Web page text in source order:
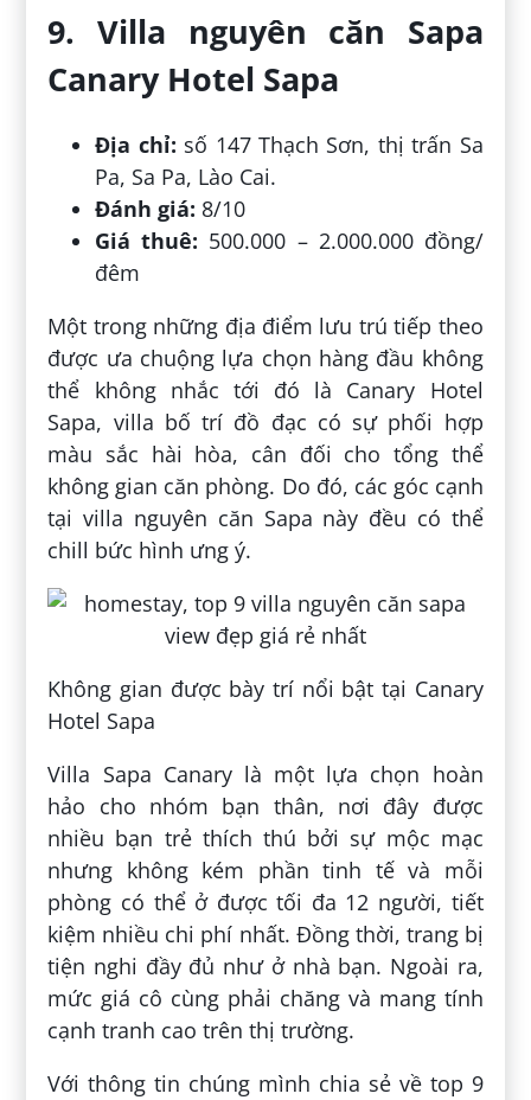
9. Villa nguyên căn Sapa
Canary Hotel Sapa
Địa chỉ: số 147 Thạch Sơn, thị trấn Sa
Pa, Sa Pa, Lào Cai.
Đánh giá: 8/10
Giá thuê: 500.000 – 2.000.000 đồng/
đêm
Một trong những địa điểm lưu trú tiếp theo
được ưa chuộng lựa chọn hàng đầu không
thể không nhắc tới đó là Canary Hotel
Sapa, villa bố trí đồ đạc có sự phối hợp
màu sắc hài hòa, cân đối cho tổng thể
không gian căn phòng. Do đó, các góc cạnh
tại villa nguyên căn Sapa này đều có thể
chill bức hình ưng ý.
Không gian được bày trí nổi bật tại Canary
Hotel Sapa
Villa Sapa Canary là một lựa chọn hoàn
hảo cho nhóm bạn thân, nơi đây được
nhiều bạn trẻ thích thú bởi sự mộc mạc
nhưng không kém phần tinh tế và mỗi
phòng có thể ở được tối đa 12 người, tiết
kiệm nhiều chi phí nhất. Đồng thời, trang bị
tiện nghi đầy đủ như ở nhà bạn. Ngoài ra,
mức giá cô cùng phải chăng và mang tính
cạnh tranh cao trên thị trường.
Với thông tin chúng mình chia sẻ về top 9